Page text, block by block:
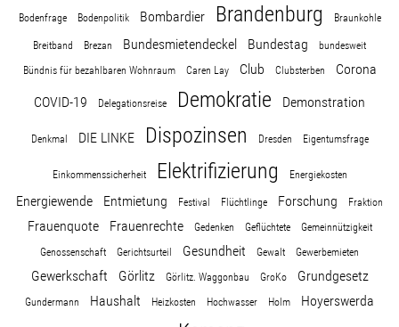
Bodenfrage Bodenpolitik Bombardier Brandenburg Braunkohle
Breitband Brezan Bundesmietendeckel Bundestag
bundesweit
Bündnis für bezahlbaren Wohnraum
Caren Lay Club Clubsterben
Corona
COVID-19
Delegationsreise Demokratie Demonstration
Denkmal DIE LINKE Dispozinsen Dresden Eigentumsfrage
Einkommenssicherheit Elektrifizierung Energiekosten
Energiewende Entmietung Festival Flüchtlinge Forschung Fraktion
Frauenquote Frauenrechte Gedenken Geflüchtete
Gemeinnützigkeit
Genossenschaft
Gerichtsurteil Gesundheit Gewalt Gewerbemieten
Gewerkschaft Görlitz Görlitz. Waggonbau GroKo Grundgesetz
Gundermann Haushalt Heizkosten Hochwasser Holm Hoyerswerda